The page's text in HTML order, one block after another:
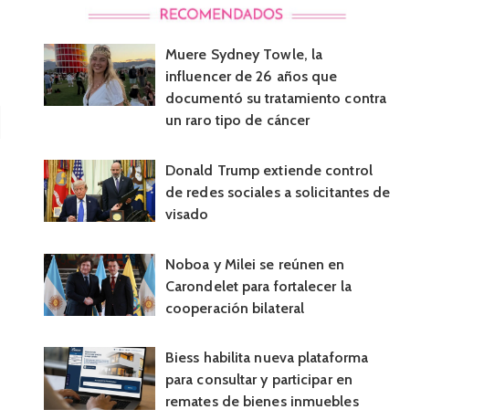
Muere Sydney Towle, la
influencer de 26 años que
documentó su tratamiento contra
un raro tipo de cáncer
Donald Trump extiende control
de redes sociales a solicitantes de
visado
Noboa y Milei se reúnen en
Carondelet para fortalecer la
cooperación bilateral
Biess habilita nueva plataforma
para consultar y participar en
remates de bienes inmuebles